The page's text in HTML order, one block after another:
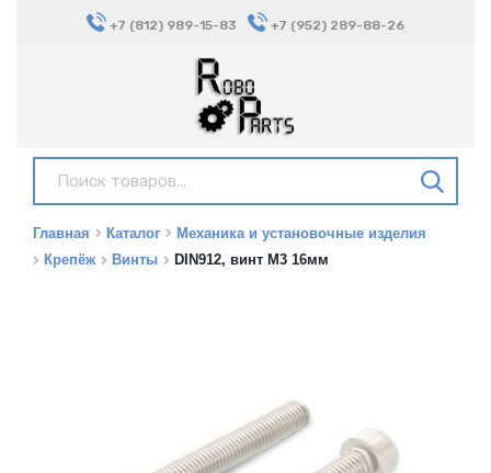
+7 (812) 989-15-83 +7 (952) 289-88-26
Главная Каталог
Механика и установочные изделия
Крепёж
Винты DIN912, винт М3 16мм